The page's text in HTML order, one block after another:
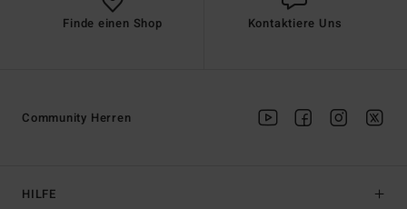
Finde einen Shop Kontaktiere Uns
HILFE
Community Herren